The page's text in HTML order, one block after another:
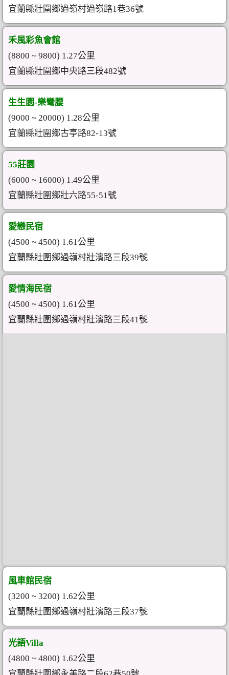
宜蘭縣壯圍鄉過嶺村過嶺路1巷36號
禾風彩魚會館
(8800 ~ 9800) 1.27公里
宜蘭縣壯圍鄉中央路三段482號
生生園-樂彎腰
(9000 ~ 20000) 1.28公里
宜蘭縣壯圍鄉古亭路82-13號
55莊園
(6000 ~ 16000) 1.49公里
宜蘭縣壯圍鄉壯六路55-51號
愛戀民宿
(4500 ~ 4500) 1.61公里
宜蘭縣壯圍鄉過嶺村壯濱路三段39號
愛情海民宿
(4500 ~ 4500) 1.61公里
宜蘭縣壯圍鄉過嶺村壯濱路三段41號
風車館民宿
(3200 ~ 3200) 1.62公里
宜蘭縣壯圍鄉過嶺村壯濱路三段37號
光語Villa
(4800 ~ 4800) 1.62公里